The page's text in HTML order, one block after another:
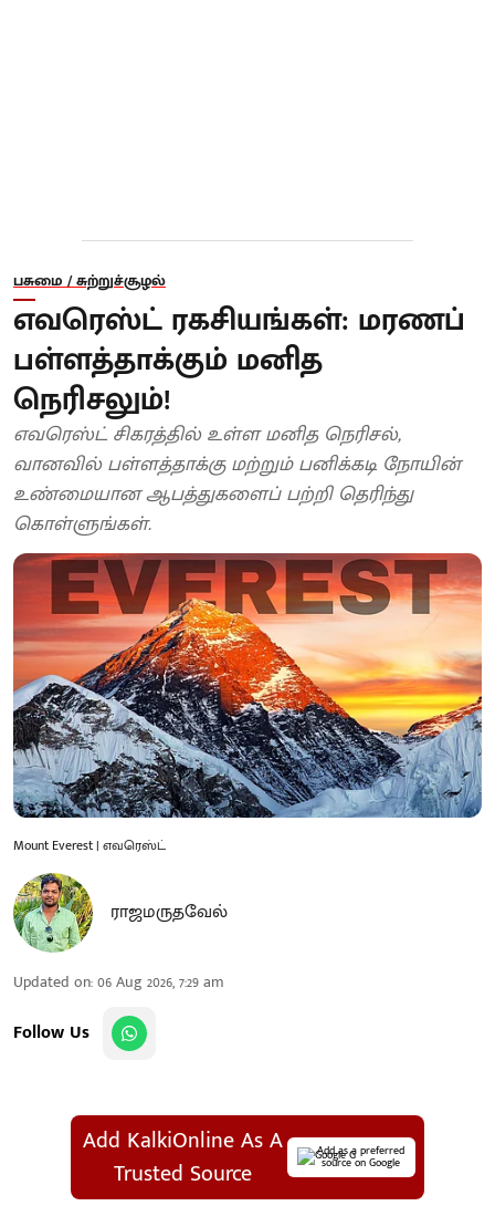
பசுமை / சுற்றுச்சூழல்
எவரெஸ்ட் ரகசியங்கள்: மரணப்
பள்ளத்தாக்கும் மனித
நெரிசலும்!
எவரெஸ்ட் சிகரத்தில் உள்ள மனித நெரிசல்,
வானவில் பள்ளத்தாக்கு மற்றும் பனிக்கடி நோயின்
உண்மையான ஆபத்துகளைப் பற்றி தெரிந்து
கொள்ளுங்கள்.
Mount Everest | எவரெஸ்ட்
ராஜமருதவேல்
Updated on:06 Aug 2026, 7:29 am
Follow Us
Add KalkiOnline As A
Trusted Source
Add as a preferred
source on Google